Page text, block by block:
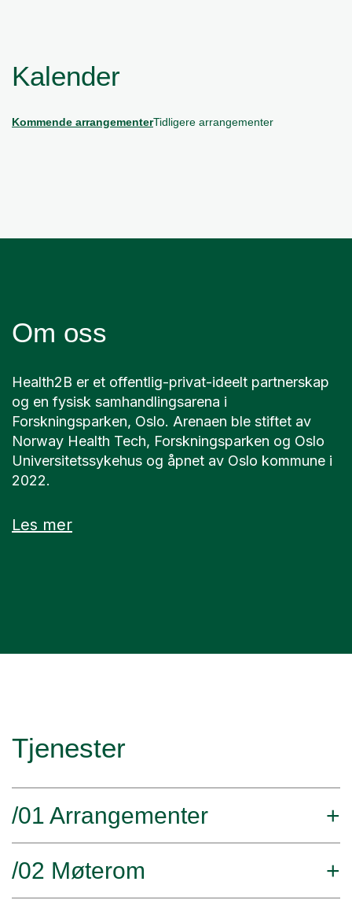
Kalender
Kommende arrangementerTidligere arrangementer
Om oss
Health2B er et offentlig-privat-ideelt partnerskap
og en fysisk samhandlingsarena i
Forskningsparken, Oslo. Arenaen ble stiftet av
Norway Health Tech, Forskningsparken og Oslo
Universitetssykehus og åpnet av Oslo kommune i
2022.
Les mer
Tjenester
/01 Arrangementer +
Health2B er ikke bare et partnerskap, men en
felles samarbeidsarena for aktivitet og
/02 Møterom +